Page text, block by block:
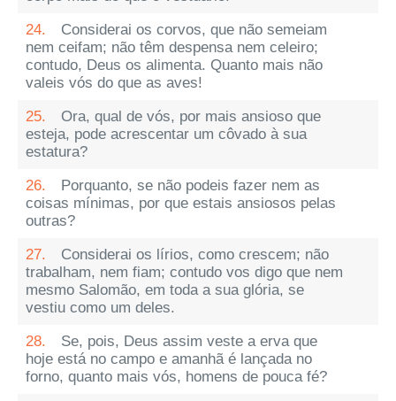
24.
Considerai os corvos, que não semeiam
nem ceifam; não têm despensa nem celeiro;
contudo, Deus os alimenta. Quanto mais não
valeis vós do que as aves!
25.
Ora, qual de vós, por mais ansioso que
esteja, pode acrescentar um côvado à sua
estatura?
26.
Porquanto, se não podeis fazer nem as
coisas mínimas, por que estais ansiosos pelas
outras?
27.
Considerai os lírios, como crescem; não
trabalham, nem fiam; contudo vos digo que nem
mesmo Salomão, em toda a sua glória, se
vestiu como um deles.
28.
Se, pois, Deus assim veste a erva que
hoje está no campo e amanhã é lançada no
forno, quanto mais vós, homens de pouca fé?